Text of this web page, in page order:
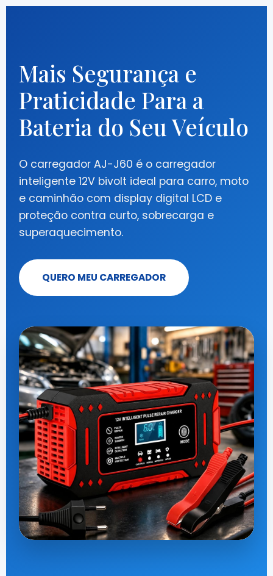
Mais Segurança e
Praticidade Para a
Bateria do Seu Veículo
O carregador AJ-J60 é o carregador
inteligente 12V bivolt ideal para carro, moto
e caminhão com display digital LCD e
proteção contra curto, sobrecarga e
superaquecimento.
QUERO MEU CARREGADOR